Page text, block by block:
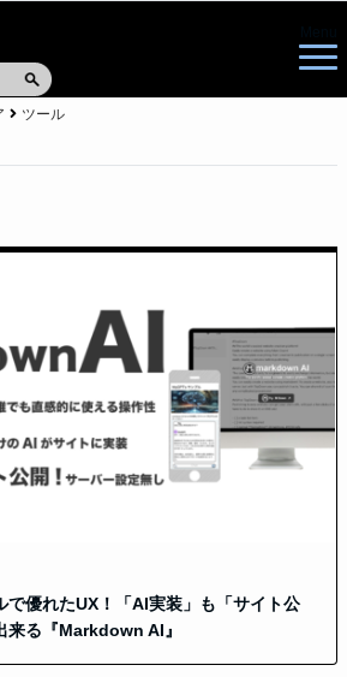
ツール
で優れたUX！「AI実装」も「サイト公
来る『Markdown AI』